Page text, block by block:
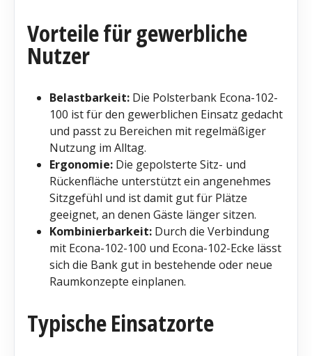
Vorteile für gewerbliche
Nutzer
Belastbarkeit: Die Polsterbank Econa-102-
100 ist für den gewerblichen Einsatz gedacht
und passt zu Bereichen mit regelmäßiger
Nutzung im Alltag.
Ergonomie: Die gepolsterte Sitz- und
Rückenfläche unterstützt ein angenehmes
Sitzgefühl und ist damit gut für Plätze
geeignet, an denen Gäste länger sitzen.
Kombinierbarkeit: Durch die Verbindung
mit Econa-102-100 und Econa-102-Ecke lässt
sich die Bank gut in bestehende oder neue
Raumkonzepte einplanen.
Typische Einsatzorte